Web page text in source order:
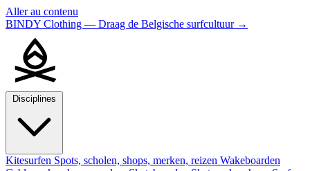
Aller au contenu
BINDY Clothing — Draag de Belgische surfcultuur →
Kitesurfen Spots, scholen, shops, merken, reizen Wakeboarden